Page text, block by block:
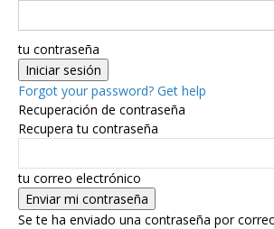
tu contraseña
Forgot your password? Get help
Recuperación de contraseña
Recupera tu contraseña
tu correo electrónico
Se te ha enviado una contraseña por